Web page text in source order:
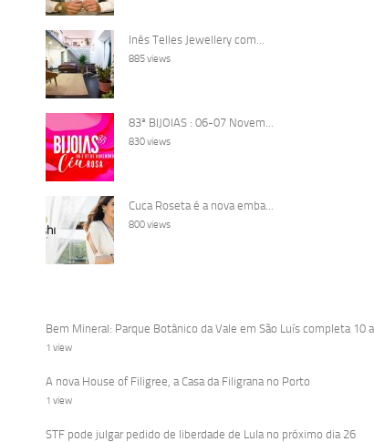
Inês Telles Jewellery com...
885 views
83ª BIJOIAS : 06-07 Novem...
830 views
Cuca Roseta é a nova emba...
800 views
Bem Mineral: Parque Botânico da Vale em São Luís completa 10
1 view
A nova House of Filigree, a Casa da Filigrana no Porto
1 view
STF pode julgar pedido de liberdade de Lula no próximo dia 26